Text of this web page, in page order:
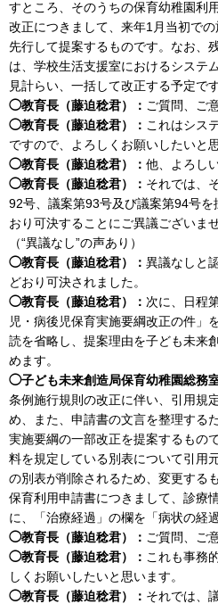
すところ、そのうちの保育幼稚園利
改正につきまして、来年1月当初での
先行して提案するものです。なお、
は、学校生活支援室におけるシステ
見計らい、一括して改正する予定です
◯教育長（藤迫稔君）： ご質問、ご
◯教育長（藤迫稔君）： これはシス
ですので、よろしくお願いしたいと
◯教育長（藤迫稔君）： 他、よろし
◯教育長（藤迫稔君）： それでは、
92号、議案第93号及び議案第94号
おり可決することにご異議ございませ
（“異議なし”の声あり）
◯教育長（藤迫稔君）： 異議なしと
どおり可決されました。
◯教育長（藤迫稔君）： 次に、日程
児・病後児保育実施要綱改正の件」
読を省略し、提案理由を子ども未来
めます。
◯子ども未来創造局保育幼稚園総務
条例施行規則の改正に伴い、引用規
め、また、申請書の文言を整理する
実施要綱の一部改正を提案するもの
料を規定している別表について引用
の別表が削除されるため、変更する
保育利用申請書につきまして、診療
に、「治療経過」の欄を「病状の経
◯教育長（藤迫稔君）： ご質問、ご
◯教育長（藤迫稔君）： これも事務
しくお願いしたいと思います。
◯教育長（藤迫稔君）： それでは、